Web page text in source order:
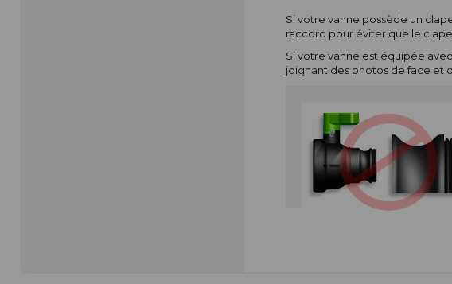
Si votre vanne possède un
raccord pour éviter que le
Si votre vanne est équipée
joignant des photos de face et